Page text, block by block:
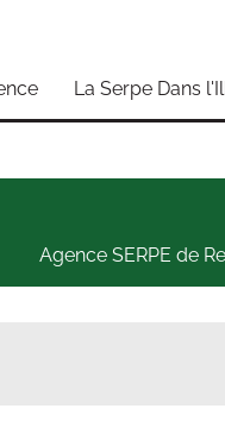
La Serpe Dans
Agence SERPE de